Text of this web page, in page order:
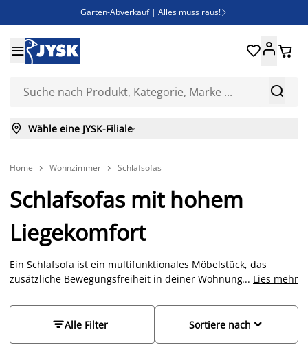
Garten-Abverkauf | Alles muss raus! 
Bist du Unternehmer? Entdecke JYSK-B2B
Esszimmerstuhl ADSLEV um nur 40€


 
 Wähle eine JYSK-Filiale
Home  Wohnzimmer  Schlafsofas
Schlafsofas mit hohem
Liegekomfort
Ein Schlafsofa ist ein multifunktionales Möbelstück, das
zusätzliche Bewegungsfreiheit in deiner Wohnung schafft,
beeinträchtigen. Nutze es als Sofa und Bett in einem, wenn
der Platz imWohnzimmer
knapp ist, oder schaffe Platz für
... Lies mehr
Alle Filter 
Sortiere nach